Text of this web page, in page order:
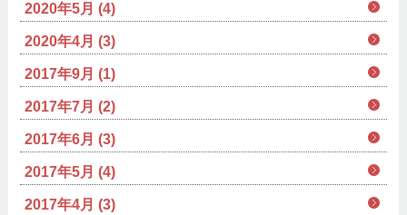
2020年5月 (4)
2020年4月 (3)
2017年9月 (1)
2017年7月 (2)
2017年6月 (3)
2017年5月 (4)
2017年4月 (3)